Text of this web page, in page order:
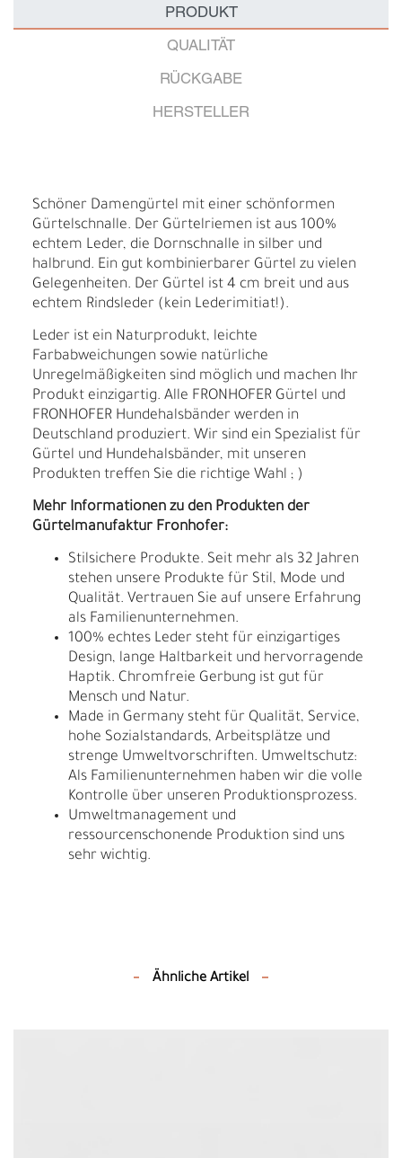
PRODUKT
QUALITÄT
RÜCKGABE
HERSTELLER
Schöner Damengürtel mit einer schönformen
Gürtelschnalle. Der Gürtelriemen ist aus 100%
echtem Leder, die Dornschnalle in silber und
halbrund. Ein gut kombinierbarer Gürtel zu vielen
Gelegenheiten. Der Gürtel ist 4 cm breit und aus
echtem Rindsleder (kein Lederimitiat!).
Leder ist ein Naturprodukt, leichte
Farbabweichungen sowie natürliche
Unregelmäßigkeiten sind möglich und machen Ihr
Produkt einzigartig. Alle FRONHOFER Gürtel und
FRONHOFER Hundehalsbänder werden in
Deutschland produziert. Wir sind ein Spezialist für
Gürtel und Hundehalsbänder, mit unseren
Produkten treffen Sie die richtige Wahl ; )
Mehr Informationen zu den Produkten der
Gürtelmanufaktur Fronhofer:
Stilsichere Produkte. Seit mehr als 32 Jahren
stehen unsere Produkte für Stil, Mode und
Qualität. Vertrauen Sie auf unsere Erfahrung
als Familienunternehmen.
100% echtes Leder steht für einzigartiges
Design, lange Haltbarkeit und hervorragende
Haptik. Chromfreie Gerbung ist gut für
Mensch und Natur.
Made in Germany steht für Qualität, Service,
hohe Sozialstandards, Arbeitsplätze und
strenge Umweltvorschriften. Umweltschutz:
Als Familienunternehmen haben wir die volle
Kontrolle über unseren Produktionsprozess.
Umweltmanagement und
ressourcenschonende Produktion sind uns
sehr wichtig.
Ähnliche Artikel